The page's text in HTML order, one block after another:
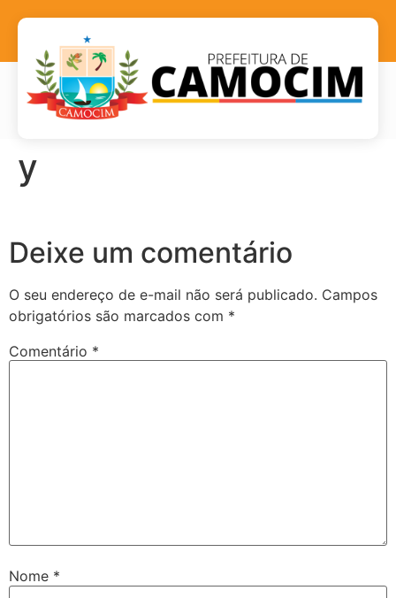
y
Deixe um comentário
O seu endereço de e-mail não será publicado. Campos
obrigatórios são marcados com *
Comentário *
Nome *